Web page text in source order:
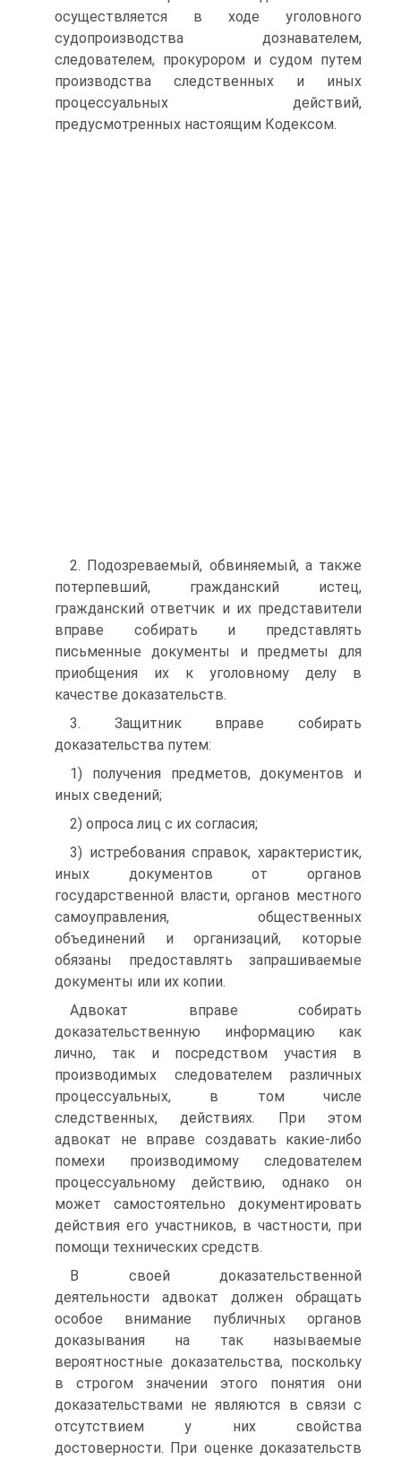
осуществляется в ходе уголовного
судопроизводства дознавателем,
следователем, прокурором и судом путем
производства следственных и иных
процессуальных действий,
предусмотренных настоящим Кодексом.
2. Подозреваемый, обвиняемый, а также
потерпевший, гражданский истец,
гражданский ответчик и их представители
вправе собирать и представлять
письменные документы и предметы для
приобщения их к уголовному делу в
качестве доказательств.
3. Защитник вправе собирать
доказательства путем:
1) получения предметов, документов и
иных сведений;
2) опроса лиц с их согласия;
3) истребования справок, характеристик,
иных документов от органов
государственной власти, органов местного
самоуправления, общественных
объединений и организаций, которые
обязаны предоставлять запрашиваемые
документы или их копии.
Адвокат вправе собирать
доказательственную информацию как
лично, так и посредством участия в
производимых следователем различных
процессуальных, в том числе
следственных, действиях. При этом
адвокат не вправе создавать какие-либо
помехи производимому следователем
процессуальному действию, однако он
может самостоятельно документировать
действия его участников, в частности, при
помощи технических средств.
В своей доказательственной
деятельности адвокат должен обращать
особое внимание публичных органов
доказывания на так называемые
вероятностные доказательства, поскольку
в строгом значении этого понятия они
доказательствами не являются в связи с
отсутствием у них свойства
достоверности. При оценке доказательств